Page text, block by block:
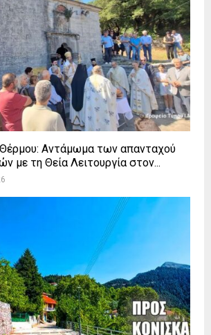
Αντάμωμα των απανταχού
με τη Θεία Λειτουργία στον...